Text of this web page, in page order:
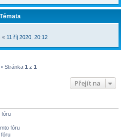
Témata
« 11 říj 2020, 20:12
Stránka 1 z 1
Přejít na
fóru
fóru